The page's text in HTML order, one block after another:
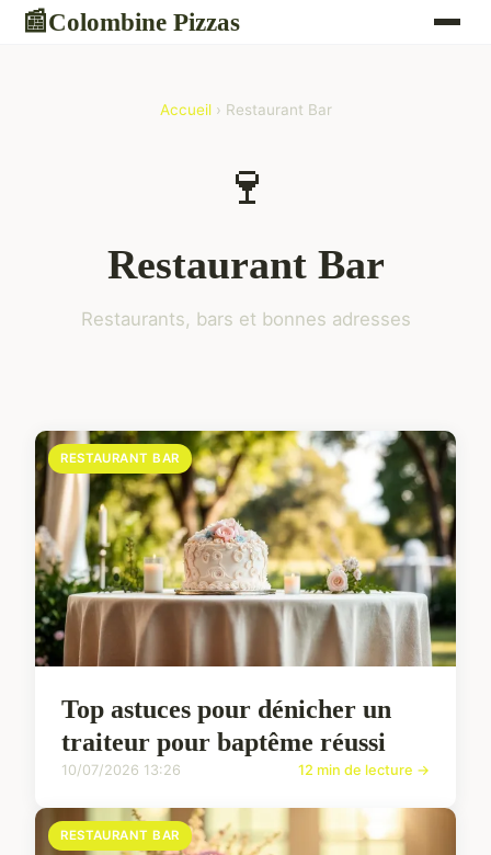
📰Colombine Pizzas
Accueil› Restaurant Bar
🍷
Restaurant Bar
Restaurants, bars et bonnes adresses
RESTAURANT BAR
Top astuces pour dénicher un
traiteur pour baptême réussi
10/07/2026 13:26 12 min de lecture →
RESTAURANT BAR